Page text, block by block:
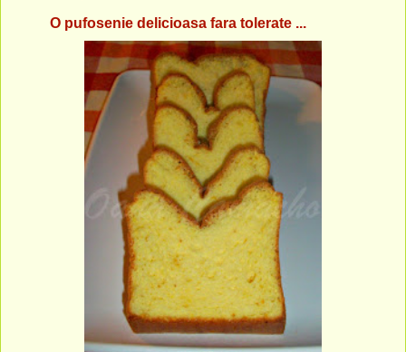
O pufosenie delicioasa fara tolerate ...